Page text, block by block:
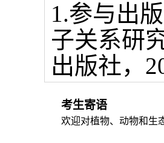
1.参与出
子关系研
出版社，
考生寄语
欢迎对植物、动物和生